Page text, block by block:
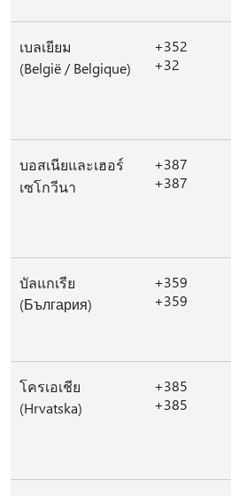
เบลเยียม
(België / Belgique)
+352
+32
บอสเนียและเฮอร์
เซโกวีนา
+387
+387
บัลแกเรีย
(България)
+359
+359
โครเอเชีย
(Hrvatska)
+385
+385